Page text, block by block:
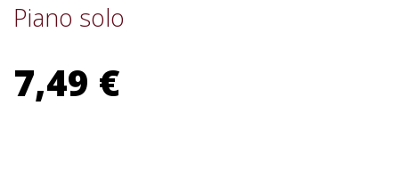
Piano solo
7,49 €